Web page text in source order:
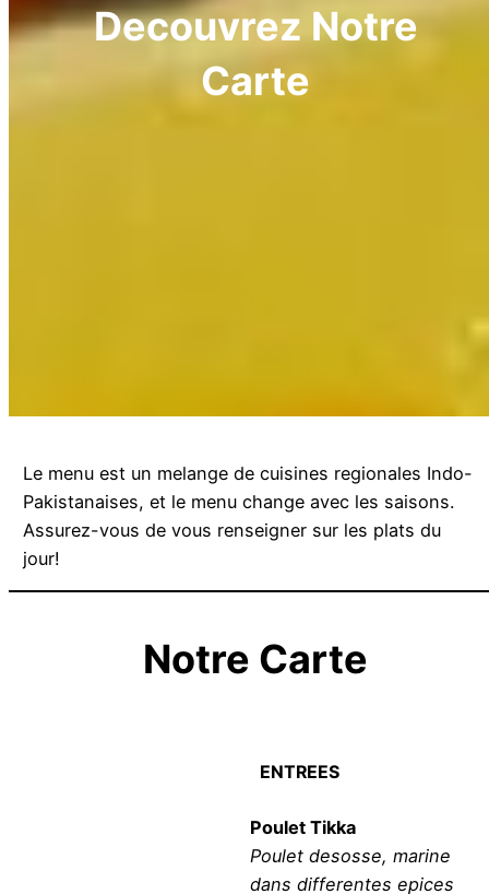
Decouvrez Notre
Carte
Le menu est un melange de cuisines regionales Indo-
Pakistanaises, et le menu change avec les saisons.
Assurez-vous de vous renseigner sur les plats du
jour!
Notre Carte
ENTREES
Poulet Tikka
Poulet desosse, marine
dans differentes epices